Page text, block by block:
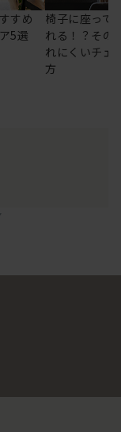
すめ
5選
椅子に座って
れる！？その
れにくいチェ
方